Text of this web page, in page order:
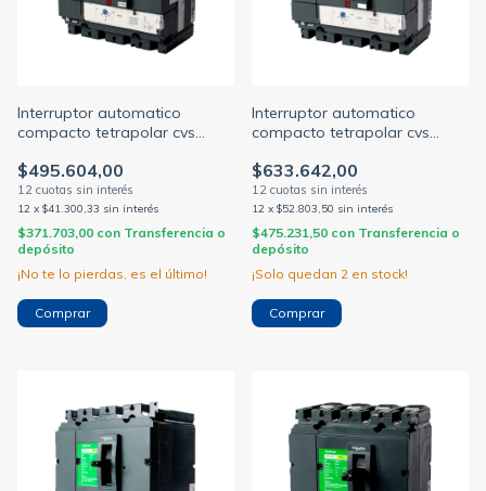
Interruptor automatico
compacto tetrapolar cvs
70-100a (SCHNEIDER M.G)
$495.604,00
12 x $41.300,33 sin interés
$371.703,00 con Transferencia o
depósito
¡No te lo pierdas, es el último!
Interruptor automatico
compacto tetrapolar cvs
88-125a (SCHNEIDER M.G)
$633.642,00
12 x $52.803,50 sin interés
$475.231,50 con Transferencia o
depósito
¡Solo quedan 2 en stock!